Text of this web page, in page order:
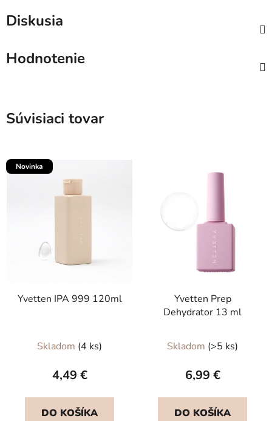
Diskusia
Hodnotenie
Súvisiaci tovar
Novinka
Yvetten IPA 999 120ml
Skladom (4 ks)
4,49 €
DO KOŠÍKA
Yvetten Prep
Dehydrator 13 ml
Skladom (>5 ks)
6,99 €
DO KOŠÍKA